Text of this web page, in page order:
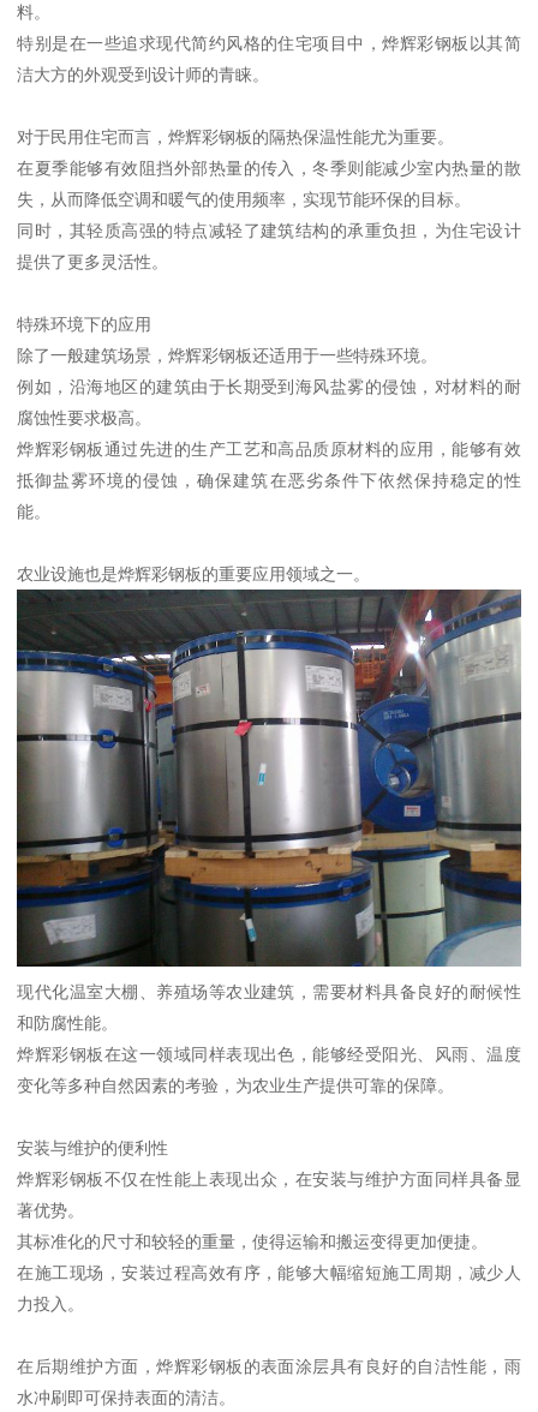
料。
特别是在一些追求现代简约风格的住宅项目中，烨辉彩钢板以其简
洁大方的外观受到设计师的青睐。
对于民用住宅而言，烨辉彩钢板的隔热保温性能尤为重要。
在夏季能够有效阻挡外部热量的传入，冬季则能减少室内热量的散
失，从而降低空调和暖气的使用频率，实现节能环保的目标。
同时，其轻质高强的特点减轻了建筑结构的承重负担，为住宅设计
提供了更多灵活性。
特殊环境下的应用
除了一般建筑场景，烨辉彩钢板还适用于一些特殊环境。
例如，沿海地区的建筑由于长期受到海风盐雾的侵蚀，对材料的耐
腐蚀性要求极高。
烨辉彩钢板通过先进的生产工艺和高品质原材料的应用，能够有效
抵御盐雾环境的侵蚀，确保建筑在恶劣条件下依然保持稳定的性
能。
农业设施也是烨辉彩钢板的重要应用领域之一。
现代化温室大棚、养殖场等农业建筑，需要材料具备良好的耐候性
和防腐性能。
烨辉彩钢板在这一领域同样表现出色，能够经受阳光、风雨、温度
变化等多种自然因素的考验，为农业生产提供可靠的保障。
安装与维护的便利性
烨辉彩钢板不仅在性能上表现出众，在安装与维护方面同样具备显
著优势。
其标准化的尺寸和较轻的重量，使得运输和搬运变得更加便捷。
在施工现场，安装过程高效有序，能够大幅缩短施工周期，减少人
力投入。
在后期维护方面，烨辉彩钢板的表面涂层具有良好的自洁性能，雨
水冲刷即可保持表面的清洁。